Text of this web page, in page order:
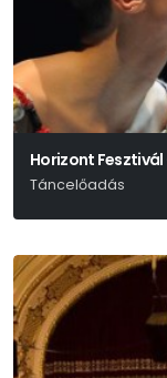
Horizont Fesztivál
Táncelőadás